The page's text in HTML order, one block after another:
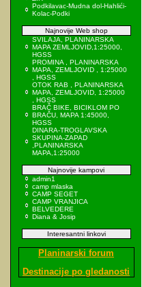
Podkilavac-Mudna dol-Hahlići-
Kolac-Podki
Najnovije Web shop
SVILAJA, PLANINARSKA
MAPA ZEMLJOVID,1:25000,
HGSS
PROMINA , PLANINARSKA
MAPA, ZEMLJOVID , 1:25000
, HGSS
OTOK RAB , PLANINARSKA
MAPA, ZEMLJOVID, 1:25000
, HGSS
BRAČ BIKE, BICIKLOM PO
BRAČU, MAPA 1:45000,
HGSS
DINARA-TROGLAVSKA
SKUPINA-ZAPAD
,PLANINARSKA
MAPA,1:25000
Najnovije kampovi
admin1
camp mlaska
CAMP SEGET
CAMP VRANJICA
BELVEDERE
Diana & Josip
Interesantni linkovi
Planinarski forum
Destinacije po gledanosti